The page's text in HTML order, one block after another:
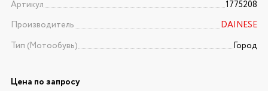
Артикул
1775208
Производитель
DAINESE
Тип (Мотообувь)
Город
Цена по запросу